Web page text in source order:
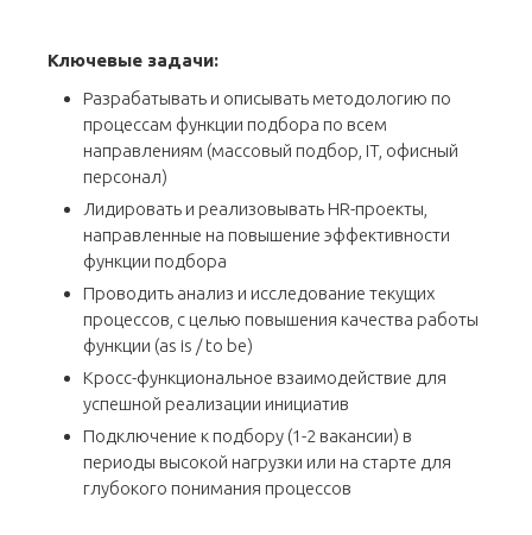
Ключевые задачи:
Разрабатывать и описывать методологию по
процессам функции подбора по всем
направлениям (массовый подбор, IT, офисный
персонал)
Лидировать и реализовывать HR-проекты,
направленные на повышение эффективности
функции подбора
Проводить анализ и исследование текущих
процессов, с целью повышения качества работы
функции (as is / to be)
Кросс-функциональное взаимодействие для
успешной реализации инициатив
Подключение к подбору (1-2 вакансии) в
периоды высокой нагрузки или на старте для
глубокого понимания процессов